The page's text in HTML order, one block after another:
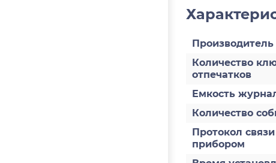
Производитель
Количество
отпечатков
Емкость
Количество
Протокол
прибором